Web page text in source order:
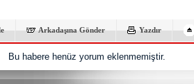
Arkadaşına Gönder Yazdır
Bu habere henüz yorum eklenmemiştir.